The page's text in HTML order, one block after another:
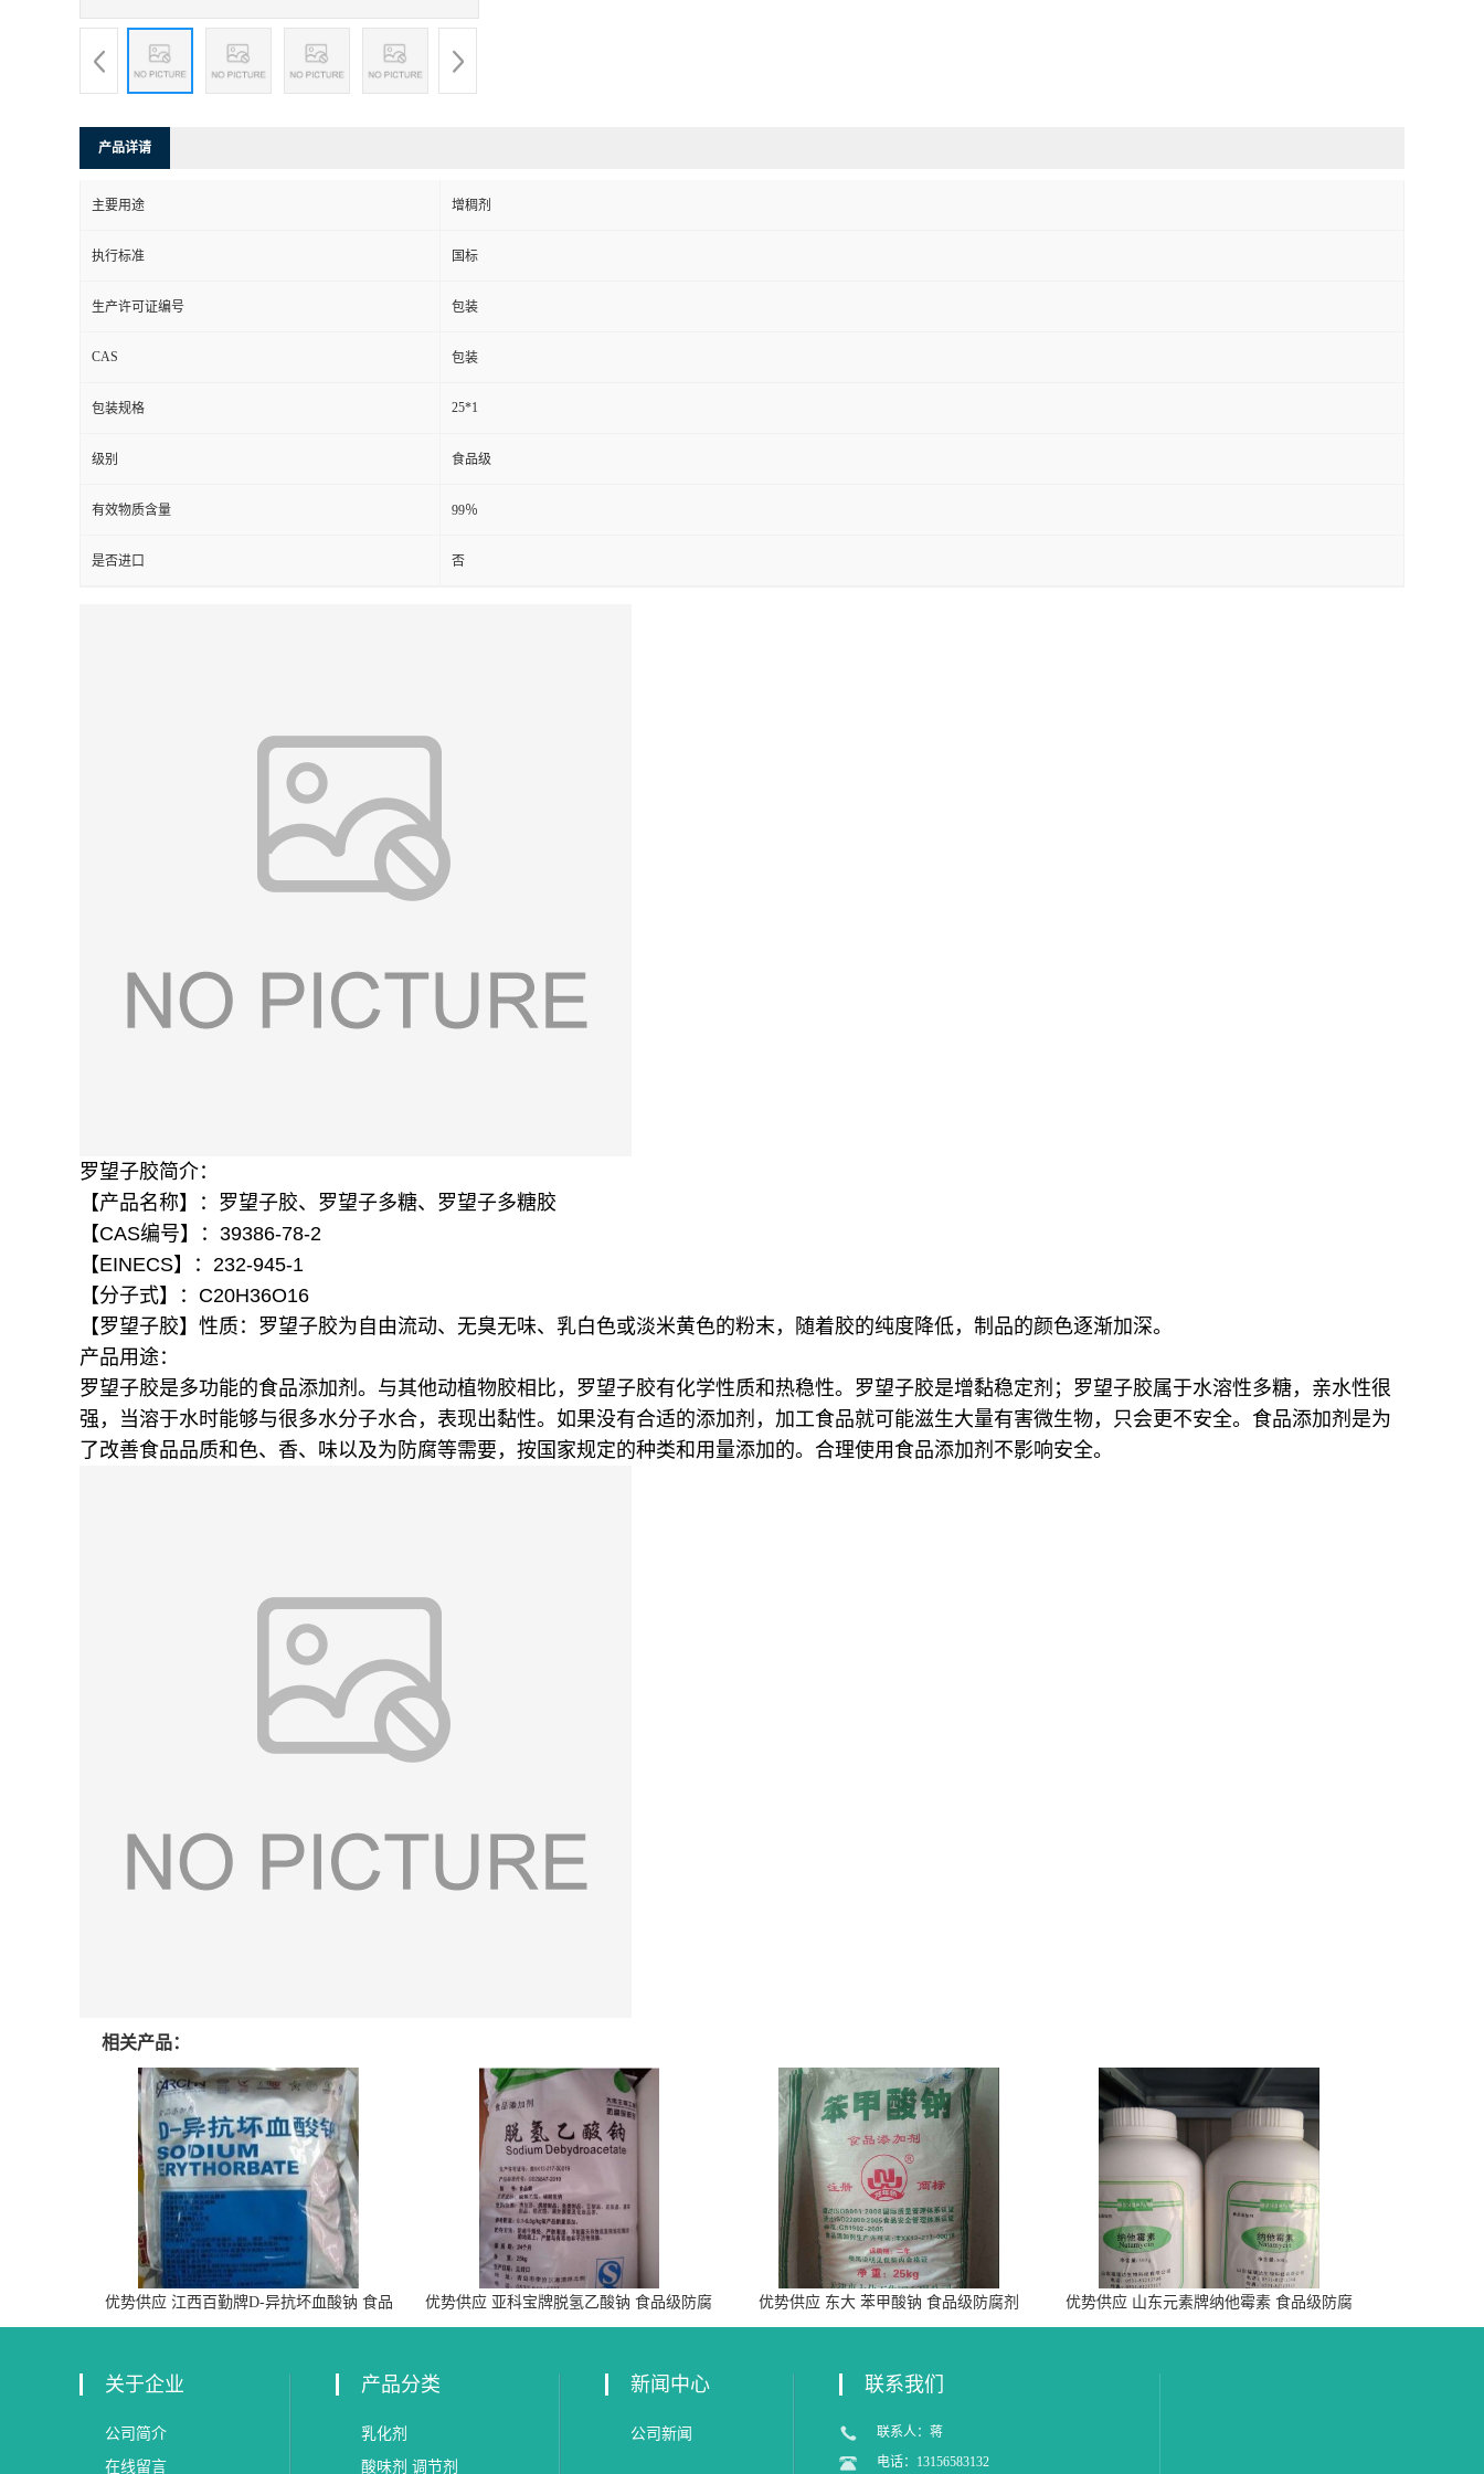
产品详请
主要用途 增稠剂
执行标准 国标
生产许可证编号 包装
CAS 包装
包装规格 25*1
级别 食品级
有效物质含量 99％
是否进口 否
罗望子胶简介：
【产品名称】：罗望子胶、罗望子多糖、罗望子多糖胶
【CAS编号】：39386-78-2
【EINECS】：232-945-1
【分子式】：C20H36O16
【罗望子胶】性质：罗望子胶为自由流动、无臭无味、乳白色或淡米黄色的粉末，随着胶的纯度降低，制品的颜色逐渐加深。
产品用途：
罗望子胶是多功能的食品添加剂。与其他动植物胶相比，罗望子胶有化学性质和热稳性。罗望子胶是增黏稳定剂；罗望子胶属于水溶性多糖，亲水性很
强，当溶于水时能够与很多水分子水合，表现出黏性。如果没有合适的添加剂，加工食品就可能滋生大量有害微生物，只会更不安全。食品添加剂是为
了改善食品品质和色、香、味以及为防腐等需要，按国家规定的种类和用量添加的。合理使用食品添加剂不影响安全。
相关产品：
优势供应 江西百勤牌D-异抗坏血酸钠 食品
级抗氧化剂
优势供应 亚科宝牌脱氢乙酸钠 食品级防腐
剂
优势供应 东大 苯甲酸钠 食品级防腐剂
优势供应 山东元素牌纳他霉素 食品级防腐
剂
关于企业
公司简介
在线留言
产品分类
乳化剂
酸味剂 调节剂
新闻中心
公司新闻
联系我们
联系人：蒋
电话：13156583132